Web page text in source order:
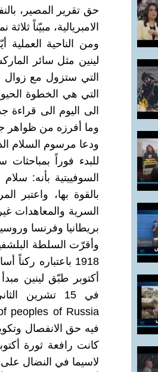
حق تقرير المصير،
الامبريالية، مبيّناً
ومن الناحية العملية
لينين مثل سائر
التي ستزول مع زوال
الى اليوم الى قراءة
وما أفرزه من ظواهر
ودعا مرسوم السلام
للبدء فوراً
السوفييتية بأنه:
بالقوة بها، واعتبر
السرية والمعاهدات
بريطانيا وفرنسا
وأقرّت السلطة
أكتوبر طبّق لينين
فيه حق الانفصال
كانت رافعة ثورة
لاسيما في النضال على